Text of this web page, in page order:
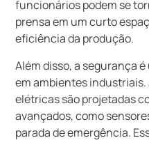
funcionários podem se
prensa em um curto
eficiência da produção.
Além disso, a segurança
em ambientes
elétricas são projetadas
avançados, como
parada de emergência.